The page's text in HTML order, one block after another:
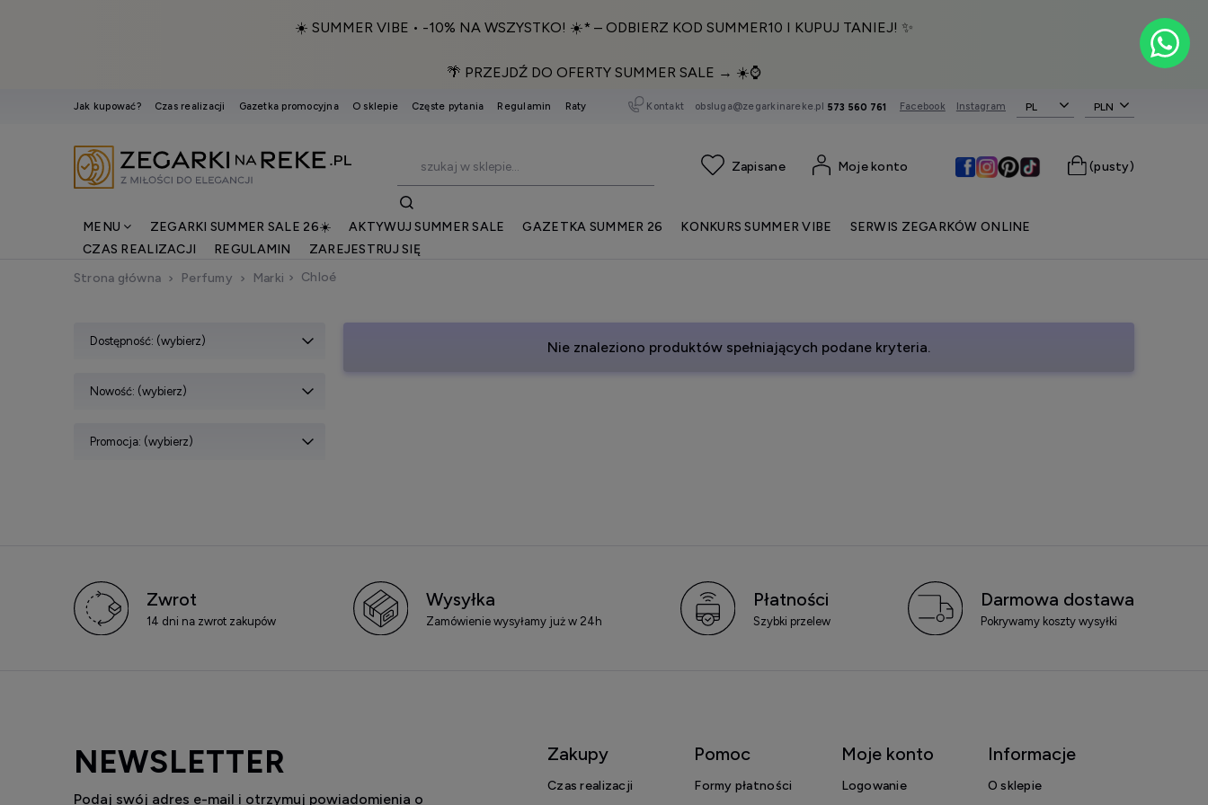
☀️ SUMMER VIBE • -10% NA WSZYSTKO! ☀️* – ODBIERZ KOD SUMMER10 I KUPUJ TANIEJ! ✨
🌴 PRZEJDŹ DO OFERTY SUMMER SALE → ☀️⌚️
Jak kupować? Czas realizacji Gazetka promocyjna O sklepie Częste pytania Regulamin Raty Kontakt obsluga@zegarkinareke.pl 573 560 761 Facebook Instagram PL
(pusty)
Moje konto
MENU ZEGARKI SUMMER SALE 26☀️ AKTYWUJ SUMMER SALE GAZETKA SUMMER 26 KONKURS SUMMER VIBE
SERWIS ZEGARKÓW ONLINE
CZAS REALIZACJI
REGULAMIN
ZAREJESTRUJ SIĘ
Strona główna
Perfumy Marki Chloé
Dostępność: (wybierz)
Nowość: (wybierz)
Promocja: (wybierz)
Nie znaleziono produktów spełniających podane kryteria.
Zwrot
14 dni na zwrot zakupów
Wysyłka
Zamówienie wysyłamy już w 24h
Płatności
Szybki przelew
Darmowa dostawa
Pokrywamy koszty wysyłki
NEWSLETTER
Podaj swój adres e-mail i otrzymuj powiadomienia o
Zakupy
Czas realizacji
Pomoc
Formy płatności
Moje konto
Logowanie
Informacje
O sklepie